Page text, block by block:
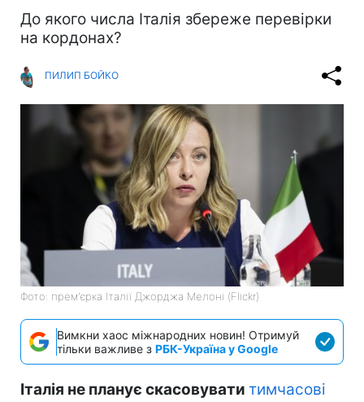
До якого числа Італія збереже перевірки
на кордонах?
ПИЛИП БОЙКО
Фото: прем'єрка Італії Джорджа Мелоні (Flickr)
Вимкни хаос міжнародних новин! Отримуй
тільки важливе з РБК-Україна у Google
Італія не планує скасовувати тимчасові